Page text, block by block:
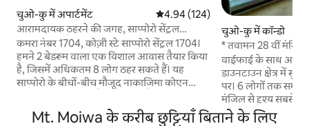
चुओ-कु में अपार्टमेंट औसत रेटिंग 5 में से 4.94, 124 समीक्षाएँ
4.94 (124)
आरामदायक ठहरने की जगह, साप्पोरो सेंट्रल
नाकाजिमा、फ़ैमिली अपार्टमेंट...
कमरा नंबर 1704, कोज़ी स्टे साप्पोरो सेंट्रल 1704।
हमने 2 बेडरूम वाला एक विशाल आवास तैयार किया
है, जिसमें अधिकतम 8 लोग ठहर सकते हैं। यह
साप्पोरो के बीचों-बीच मौजूद नाकाजिमा कोएन
बेडरूम वाला यूनिट है। अगर आप लिविंग रूम में
जापानी शैली वाली जगह में फ़्यूटन (2 सेट) बिछाते हैं,
चुओ-कु में कॉन्डो
* तवामन 28 वीं
सपोरो * 2LDK *
वाईफाई के साथ अच्छा
डाउनटाउन क्षेत्र में
पर। 6 लोगों तक
मंजिल से दृश्य सबसे
सेट होता है, इशिकारी
Mt. Moiwa के करीब छुट्टियाँ बिताने के लिए